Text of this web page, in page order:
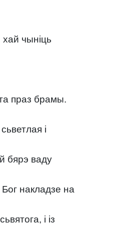
чыніць
праз брамы.
і
бярэ ваду
накладзе на
і із